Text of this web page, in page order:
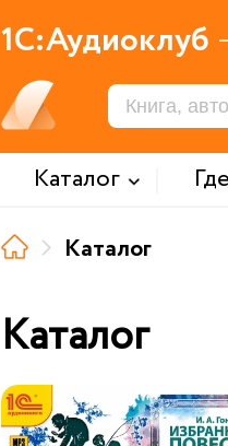
1С:Аудиоклуб
Каталог
Каталог
Каталог